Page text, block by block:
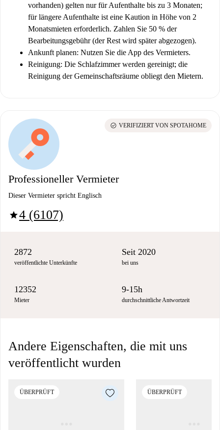
vorhanden) gelten nur für Aufenthalte bis zu 3 Monaten;
für längere Aufenthalte ist eine Kaution in Höhe von 2
Monatsmieten erforderlich. Zahlen Sie 50 % der
Bearbeitungsgebühr (der Rest wird später abgezogen).
Ankunft planen: Nutzen Sie die App des Vermieters.
Reinigung: Die Schlafzimmer werden gereinigt; die
Reinigung der Gemeinschaftsräume obliegt den Mietern.
Professioneller Vermieter
Dieser Vermieter spricht Englisch
star4 (6107)
check_circle VERIFIZIERT VON SPOTAHOME
2872
veröffentlichte Unterkünfte
Seit 2020
bei uns
12352
Mieter
9-15h
durchschnittliche Antwortzeit
Andere Eigenschaften, die mit uns
veröffentlicht wurden
ÜBERPRÜFT ÜBERPRÜFT